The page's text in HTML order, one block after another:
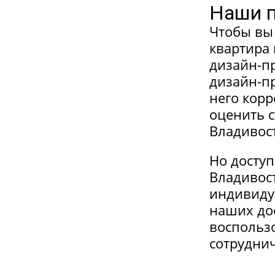
Наши
Чтобы вы
дизайн-
дизайн-
него
оценить
Но
наших